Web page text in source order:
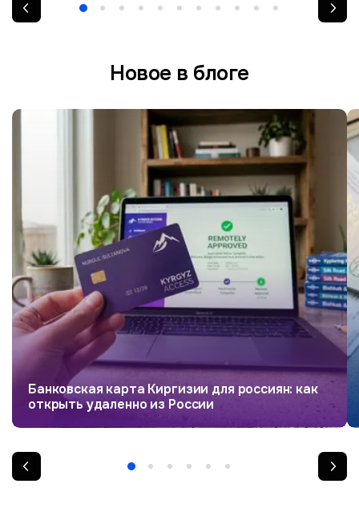
Новое в блоге
Банковская карта Киргизии для россиян: как
открыть удаленно из России